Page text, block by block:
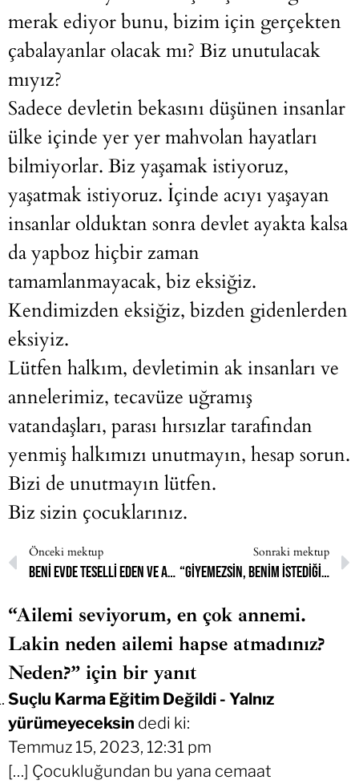
merak ediyor bunu, bizim için gerçekten
çabalayanlar olacak mı? Biz unutulacak
mıyız?
Sadece devletin bekasını düşünen insanlar
ülke içinde yer yer mahvolan hayatları
bilmiyorlar. Biz yaşamak istiyoruz,
yaşatmak istiyoruz. İçinde acıyı yaşayan
insanlar olduktan sonra devlet ayakta kalsa
da yapboz hiçbir zaman
tamamlanmayacak, biz eksiğiz.
Kendimizden eksiğiz, bizden gidenlerden
eksiyiz.
Lütfen halkım, devletimin ak insanları ve
annelerimiz, tecavüze uğramış
vatandaşları, parası hırsızlar tarafından
yenmiş halkımızı unutmayın, hesap sorun.
Bizi de unutmayın lütfen.
Biz sizin çocuklarınız.
Önceki mektup
Beni evde teselli eden ve açıkça destekleyen tek kişi vardı: Babam
Sonraki mektup
“Giyemezsin, benim istediğim şekilde giyineceksin” diyor
“Ailemi seviyorum, en çok annemi.
Lakin neden ailemi hapse atmadınız?
Neden?” için bir yanıt
Suçlu Karma Eğitim Değildi - Yalnız
yürümeyeceksin dedi ki:
Temmuz 15, 2023, 12:31 pm
[…] Çocukluğundan bu yana cemaat